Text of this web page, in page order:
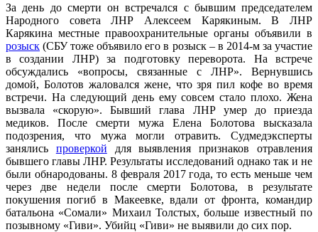
За день до смерти он встречался с бывшим председателем
Народного совета ЛНР Алексеем Карякиным. В ЛНР
Карякина местные правоохранительные органы объявили в
розыск (СБУ тоже объявило его в розыск – в 2014-м за участие
в создании ЛНР) за подготовку переворота. На встрече
обсуждались «вопросы, связанные с ЛНР». Вернувшись
домой, Болотов жаловался жене, что зря пил кофе во время
встречи. На следующий день ему совсем стало плохо. Жена
вызвала «скорую». Бывший глава ЛНР умер до приезда
медиков. После смерти мужа Елена Болотова высказала
подозрения, что мужа могли отравить. Судмедэксперты
занялись проверкой для выявления признаков отравления
бывшего главы ЛНР. Результаты исследований однако так и не
были обнародованы. 8 февраля 2017 года, то есть меньше чем
через две недели после смерти Болотова, в результате
покушения погиб в Макеевке, вдали от фронта, командир
батальона «Сомали» Михаил Толстых, больше известный по
позывному «Гиви». Убийц «Гиви» не выявили до сих пор.